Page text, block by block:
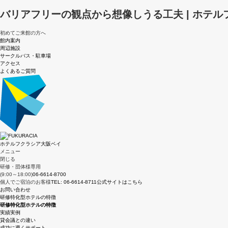
バリアフリーの観点から想像しうる工夫 | ホテル
初めてご来館の方へ
館内案内
周辺施設
サークルバス・駐車場
アクセス
よくあるご質問
ホテルフクラシア大阪ベイ
メニュー
閉じる
研修・団体様専用
(9:00～18:00)06-6614-8700
個人でご宿泊のお客様TEL: 06-6614-8711公式サイトはこちら
お問い合わせ
研修特化型ホテルの特徴
研修特化型ホテルの特徴
実績実例
貸会議との違い